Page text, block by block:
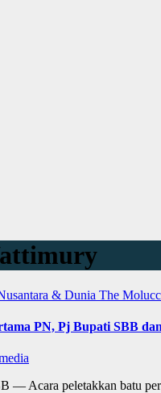
& Dunia The
PN, Pj Bupati SBB
— Acara peletakkan batu